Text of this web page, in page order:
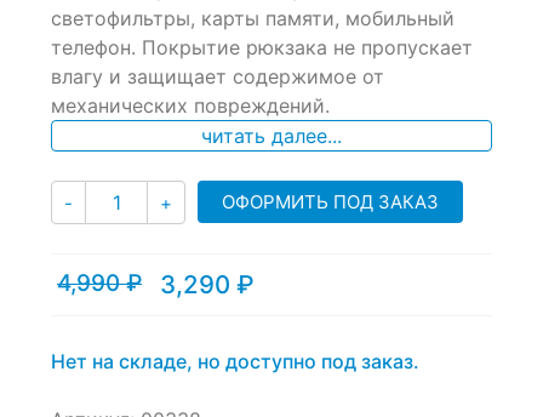
светофильтры, карты памяти, мобильный
телефон. Покрытие рюкзака не пропускает
влагу и защищает содержимое от
механических повреждений.
читать далее...
- Количество
+ ОФОРМИТЬ ПОД ЗАКАЗ
4,990₽
Первоначальная
4,990 ₽.
3,290 ₽
Текущая
Нет на складе, но доступно под заказ.